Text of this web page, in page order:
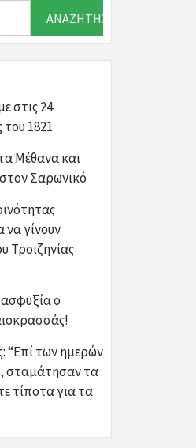
στις 24
1821
Μέθανα και
Σαρωνικό
γίνουν
Τροιζηνίας
ο
“Επί των ημερών
σταμάτησαν τα
τίποτα για τα